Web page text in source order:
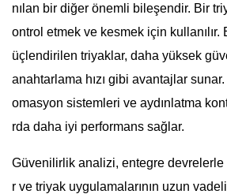
nılan bir diğer önemli bileşendir. Bir
ontrol etmek ve kesmek için
üçlendirilen triyaklar, daha yüksek
anahtarlama hızı gibi avantajlar
omasyon sistemleri ve aydınlatma
rda daha iyi performans sağlar.
Güvenilirlik analizi, entegre
r ve triyak uygulamalarının uzun